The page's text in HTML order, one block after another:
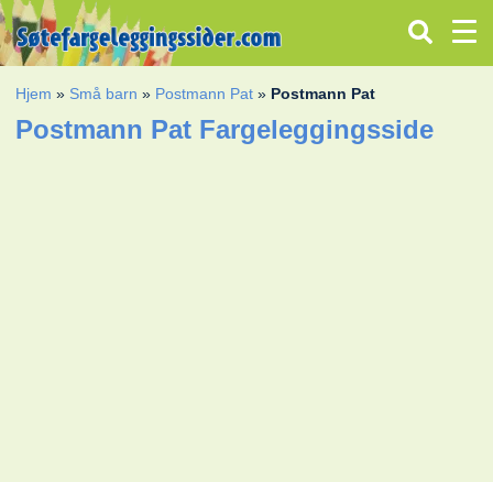
Hjem » Små barn » Postmann Pat » Postmann Pat
Postmann Pat Fargeleggingsside